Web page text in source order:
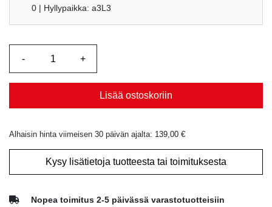
0 | Hyllypaikka: a3L3
Lisää ostoskoriin
Alhaisin hinta viimeisen 30 päivän ajalta: 139,00 €
Kysy lisätietoja tuotteesta tai toimituksesta
Nopea toimitus 2-5 päivässä varastotuotteisiin